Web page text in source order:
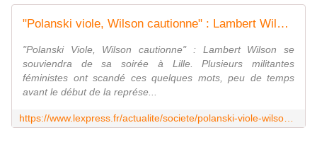
"Polanski viole, Wilson cautionne" : Lambert Wilson pris à partie à Lille
"Polanski Viole, Wilson cautionne" : Lambert Wilson se
souviendra de sa soirée à Lille. Plusieurs militantes
féministes ont scandé ces quelques mots, peu de temps
avant le début de la représe...